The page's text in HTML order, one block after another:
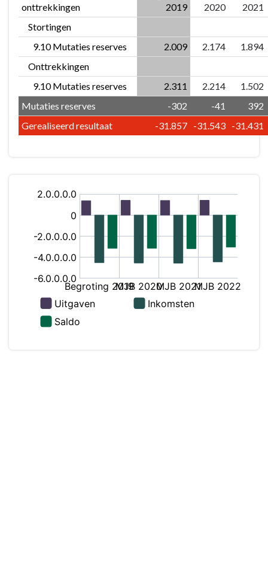
onttrekkingen
2019
2020
2021
Stortingen
9.10 Mutaties reserves
2.009 2.174
1.894
Onttrekkingen
9.10 Mutaties reserves
2.311 2.214
1.502
Mutaties reserves
-302 -41
392
Gerealiseerd resultaat
-31.857 -31.543 -31.431